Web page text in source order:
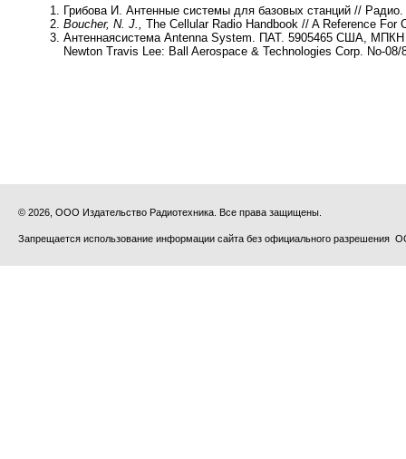
Грибова И. Антенные системы для базовых станций //
Boucher, N. J., The Cellular Radio Handbook // A Reference
Антеннаясистема Antenna System. ПАТ. 5905465 США, МПКН
Newton Travis Lee: Ball Aerospace & Technologies Corp. No-
© 2026, ООО Издательство Радиотехника. Все права защищены.
Запрещается использование информации сайта без официального разрешения